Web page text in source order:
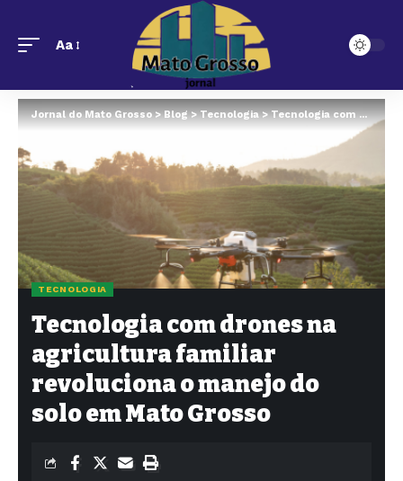
Aa
Jornal do Mato Grosso>Blog>Tecnologia>Tecnologia com drones na agricultura familiar revoluciona o manejo do solo em Mato Grosso
TECNOLOGIA
Tecnologia com drones na
agricultura familiar
revoluciona o manejo do
solo em Mato Grosso